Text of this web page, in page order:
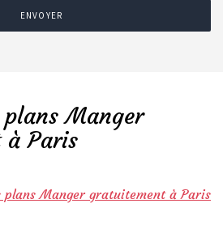
ENVOYER
Manger
Paris
plans Manger gratuitement à Paris